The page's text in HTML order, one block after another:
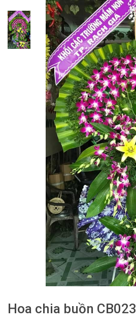
Hoa chia buồn CB023